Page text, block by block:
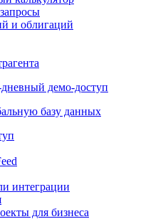
и облигаций
дневный демо-доступ
базу данных
интеграции
для бизнеса